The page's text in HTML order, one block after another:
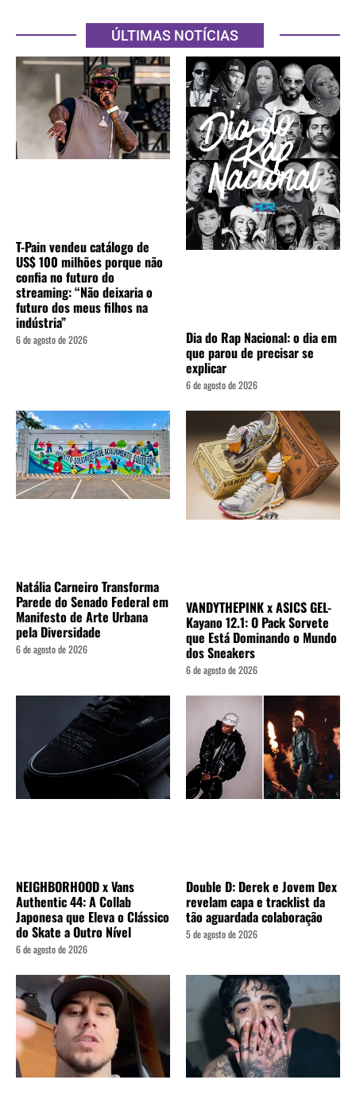
ÚLTIMAS NOTÍCIAS
T-Pain vendeu catálogo de
US$ 100 milhões porque não
confia no futuro do
streaming: “Não deixaria o
futuro dos meus filhos na
indústria”
6 de agosto de 2026 Dia do Rap Nacional: o dia em
que parou de precisar se
explicar
6 de agosto de 2026
Natália Carneiro Transforma
Parede do Senado Federal em
Manifesto de Arte Urbana
pela Diversidade
6 de agosto de 2026
VANDYTHEPINK x ASICS GEL-
Kayano 12.1: O Pack Sorvete
que Está Dominando o Mundo
dos Sneakers
6 de agosto de 2026
NEIGHBORHOOD x Vans
Authentic 44: A Collab
Japonesa que Eleva o Clássico
do Skate a Outro Nível
6 de agosto de 2026
Double D: Derek e Jovem Dex
revelam capa e tracklist da
tão aguardada colaboração
5 de agosto de 2026